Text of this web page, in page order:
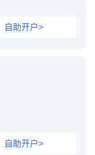
自助开户>
自助开户>